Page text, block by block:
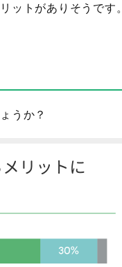
ットがありそうです。
うか？